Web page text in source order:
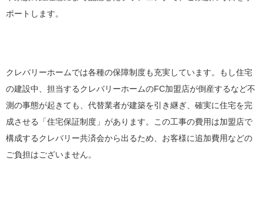
ポートします。
クレバリーホームでは各種の保障制度も充実しています。もし住宅
の建設中、担当するクレバリーホームのFC加盟店が倒産するなど不
測の事態が起きても、代替業者が建築を引き継ぎ、確実に住宅を完
成させる「住宅保証制度」があります。この工事の費用は加盟店で
構成するクレバリー共済会から出るため、お客様に追加費用などの
ご負担はございません。